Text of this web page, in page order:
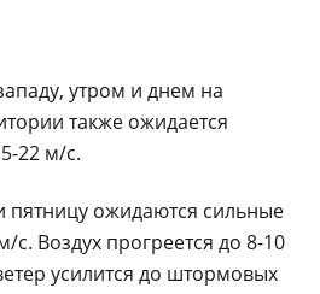
утром и днем на
также ожидается
22 м/с.
пятницу ожидаются сильные
Воздух прогреется до 8-10
усилится до штормовых